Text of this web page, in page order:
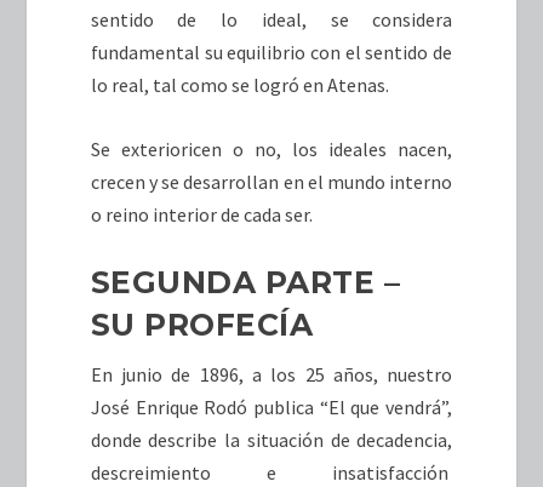
sentido de lo ideal, se considera
fundamental su equilibrio con el sentido de
lo real, tal como se logró en Atenas.
Se exterioricen o no, los ideales nacen,
crecen y se desarrollan en el mundo interno
o reino interior de cada ser.
SEGUNDA PARTE –
SU PROFECÍA
En junio de 1896, a los 25 años, nuestro
José Enrique Rodó publica “El que vendrá”,
donde describe la situación de decadencia,
descreimiento e insatisfacción